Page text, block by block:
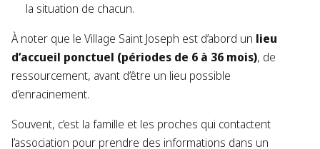
la situation de chacun.
À noter que le Village Saint Joseph est d’abord un lieu
d’accueil ponctuel (périodes de 6 à 36 mois), de
ressourcement, avant d’être un lieu possible
d’enracinement.
Souvent, c’est la famille et les proches qui contactent
l’association pour prendre des informations dans un